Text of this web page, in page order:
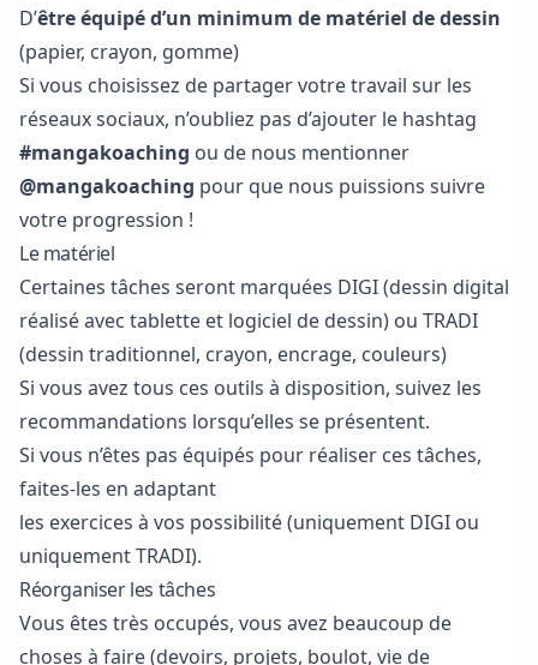
D’être équipé d’un minimum de matériel de dessin
(papier, crayon, gomme)
Si vous choisissez de partager votre travail sur les
réseaux sociaux, n’oubliez pas d’ajouter le hashtag
#mangakoaching ou de nous mentionner
@mangakoaching pour que nous puissions suivre
votre progression !
Le matériel
Certaines tâches seront marquées DIGI (dessin digital
réalisé avec tablette et logiciel de dessin) ou TRADI
(dessin traditionnel, crayon, encrage, couleurs)
Si vous avez tous ces outils à disposition, suivez les
recommandations lorsqu’elles se présentent.
Si vous n’êtes pas équipés pour réaliser ces tâches,
faites-les en adaptant
les exercices à vos possibilité (uniquement DIGI ou
uniquement TRADI).
Réorganiser les tâches
Vous êtes très occupés, vous avez beaucoup de
choses à faire (devoirs, projets, boulot, vie de